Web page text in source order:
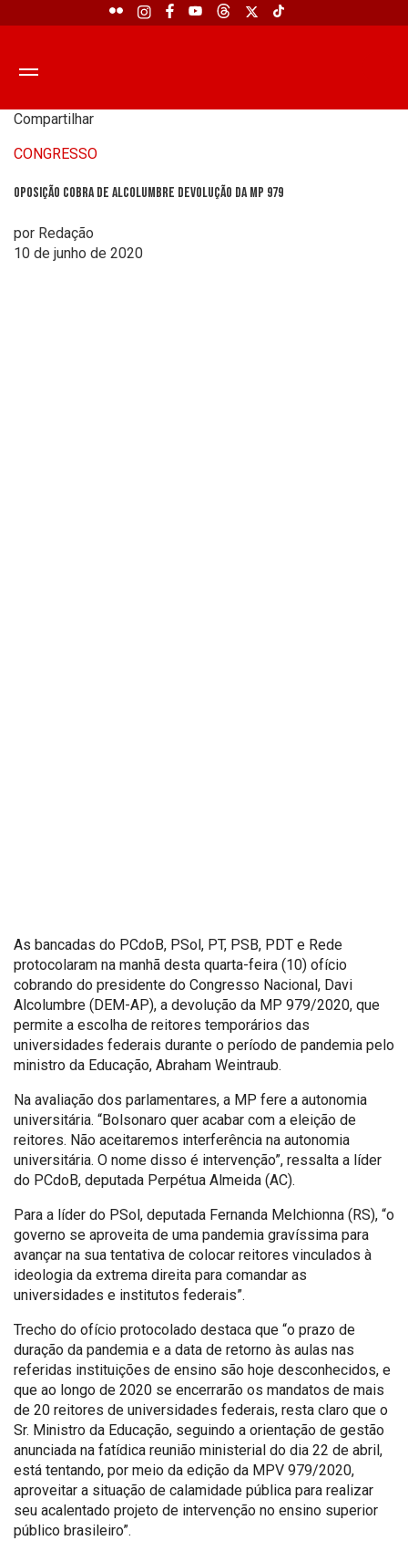
Compartilhar
CONGRESSO
Oposição cobra de Alcolumbre devolução da MP 979
por Redação
10 de junho de 2020
As bancadas do PCdoB, PSol, PT, PSB, PDT e Rede
protocolaram na manhã desta quarta-feira (10) ofício
cobrando do presidente do Congresso Nacional, Davi
Alcolumbre (DEM-AP), a devolução da MP 979/2020, que
permite a escolha de reitores temporários das
universidades federais durante o período de pandemia pelo
ministro da Educação, Abraham Weintraub.
Na avaliação dos parlamentares, a MP fere a autonomia
universitária. “Bolsonaro quer acabar com a eleição de
reitores. Não aceitaremos interferência na autonomia
universitária. O nome disso é intervenção”, ressalta a líder
do PCdoB, deputada Perpétua Almeida (AC).
Para a líder do PSol, deputada Fernanda Melchionna (RS), “o
governo se aproveita de uma pandemia gravíssima para
avançar na sua tentativa de colocar reitores vinculados à
ideologia da extrema direita para comandar as
universidades e institutos federais”.
Trecho do ofício protocolado destaca que “o prazo de
duração da pandemia e a data de retorno às aulas nas
referidas instituições de ensino são hoje desconhecidos, e
que ao longo de 2020 se encerrarão os mandatos de mais
de 20 reitores de universidades federais, resta claro que o
Sr. Ministro da Educação, seguindo a orientação de gestão
anunciada na fatídica reunião ministerial do dia 22 de abril,
está tentando, por meio da edição da MPV 979/2020,
aproveitar a situação de calamidade pública para realizar
seu acalentado projeto de intervenção no ensino superior
público brasileiro”.